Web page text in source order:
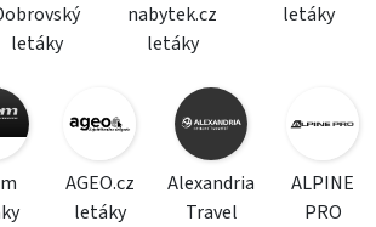
letáky
nabytek.cz
letáky
letáky
AGEO.cz
letáky
Alexandria
Travel
ALPINE
PRO